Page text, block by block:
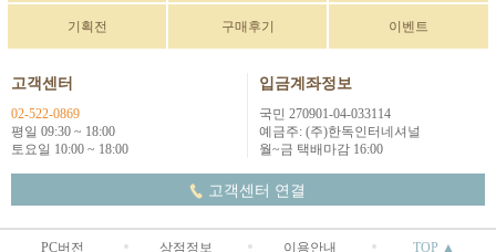
기획전 구매후기 이벤트
고객센터
02-522-0869
평일 09:30 ~ 18:00
토요일 10:00 ~ 18:00
입금계좌정보
국민 270901-04-033114
예금주: (주)한독인터네셔널
월~금 택배마감 16:00
고객센터 연결
PC버전 상점정보 이용안내 TOP ▲